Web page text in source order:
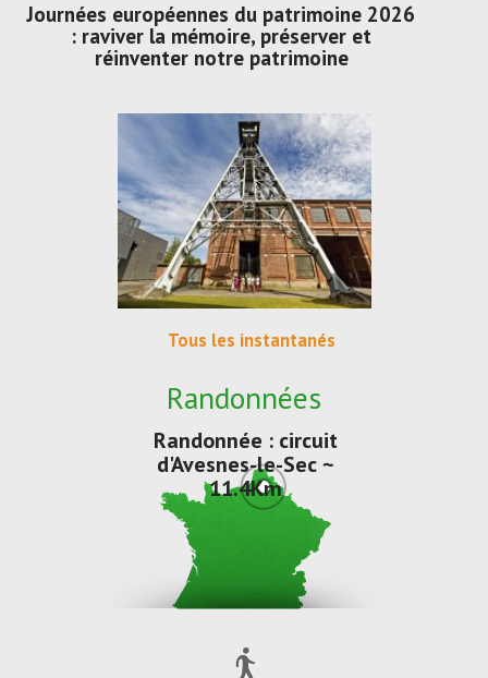
Journées européennes du patrimoine 2026
: raviver la mémoire, préserver et
réinventer notre patrimoine
Tous les instantanés
Randonnées
Randonnée : circuit
d'Avesnes-le-Sec ~
11.4Km